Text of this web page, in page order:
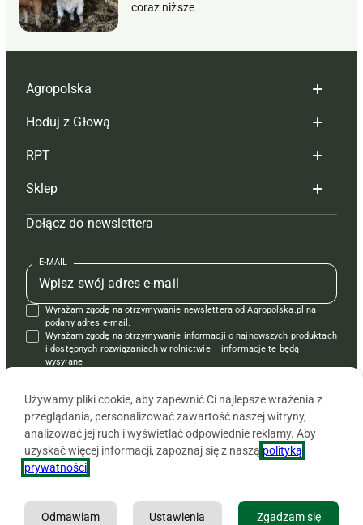
coraz niższe
Agropolska
Redakcja
Reklama
Tagi
Mapa serwisu
Kontakt
Regulamin
Polityka prywatności
Hoduj z Głową
Hoduj z głową bydło
Hoduj z głową świnie
Prenumerata
Redakcja
Kontakt
Reklama
RPT
Redakcja
Prenumerata
Reklama
Kontakt
Krzyżówki
Sklep
Czasopisma i prenumerata
Książki
Regulamin
Dołącz do newslettera
E-MAIL
Wyrażam zgodę na otrzymywanie newslettera od Agropolska.pl na
podany adres e-mail.
Wyrażam zgodę na otrzymywanie informacji o najnowszych produktach
i dostępnych rozwiązaniach w rolnictwie – informacje te będą
wysyłane
Copyright © 2026 Agencja Promocji Rolnictwa i Agrobiznesu APRA
Używamy pliki cookie, aby zapewnić Ci najlepsze wrażenia z
przeglądania, personalizować zawartość naszej witryny,
analizować jej ruch i wyświetlać odpowiednie reklamy. Aby
uzyskać więcej informacji, zapoznaj się z naszą polityką
prywatności
Zgadzam się
Ustawienia
Odmawiam